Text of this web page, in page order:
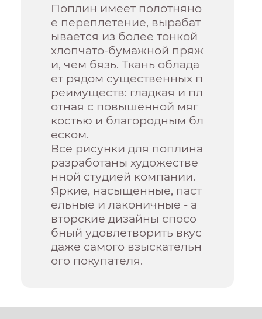
Поплин имеет полотняно
е переплетение, вырабат
ывается из более тонкой
хлопчато-бумажной пряж
и, чем бязь. Ткань облада
ет рядом существенных п
реимуществ: гладкая и пл
отная с повышенной мяг
костью и благородным бл
еском.
Все рисунки для поплина
разработаны художестве
нной студией компании.
Яркие, насыщенные, паст
ельные и лаконичные - а
вторские дизайны спосо
бный удовлетворить вкус
даже самого взыскательн
ого покупателя.